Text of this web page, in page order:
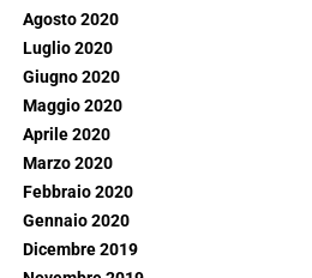
Agosto 2020
Luglio 2020
Giugno 2020
Maggio 2020
Aprile 2020
Marzo 2020
Febbraio 2020
Gennaio 2020
Dicembre 2019